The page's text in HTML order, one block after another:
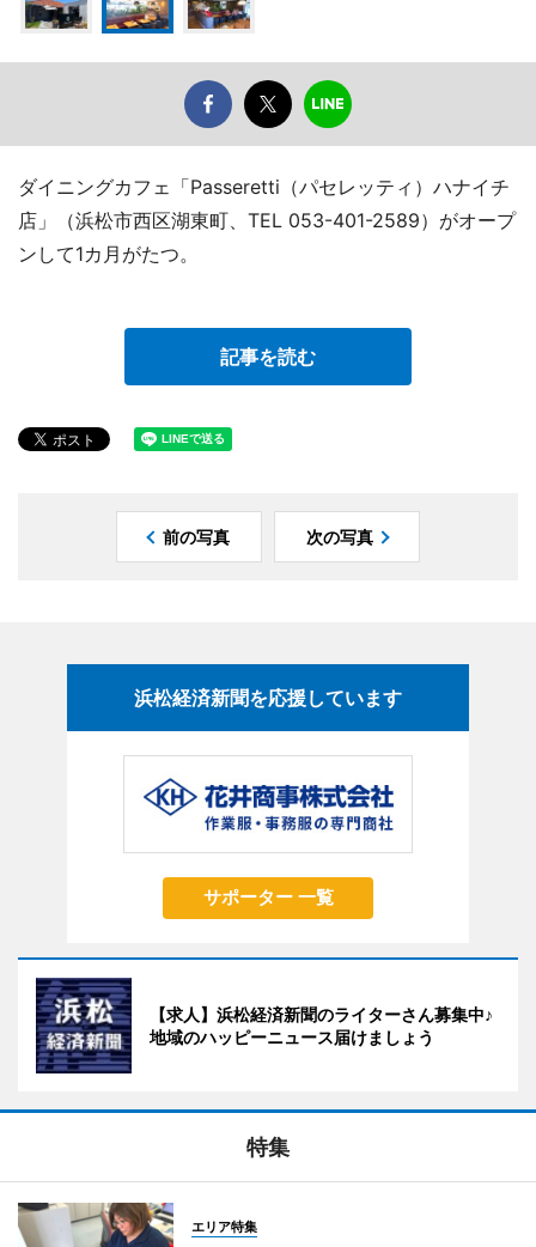
ダイニングカフェ「Passeretti（パセレッティ）ハナイチ
店」（浜松市西区湖東町、TEL 053-401-2589）がオープ
ンして1カ月がたつ。
記事を読む
前の写真 次の写真
浜松経済新聞を応援しています
サポーター 一覧
【求人】浜松経済新聞のライターさん募集中♪
地域のハッピーニュース届けましょう
特集
エリア特集